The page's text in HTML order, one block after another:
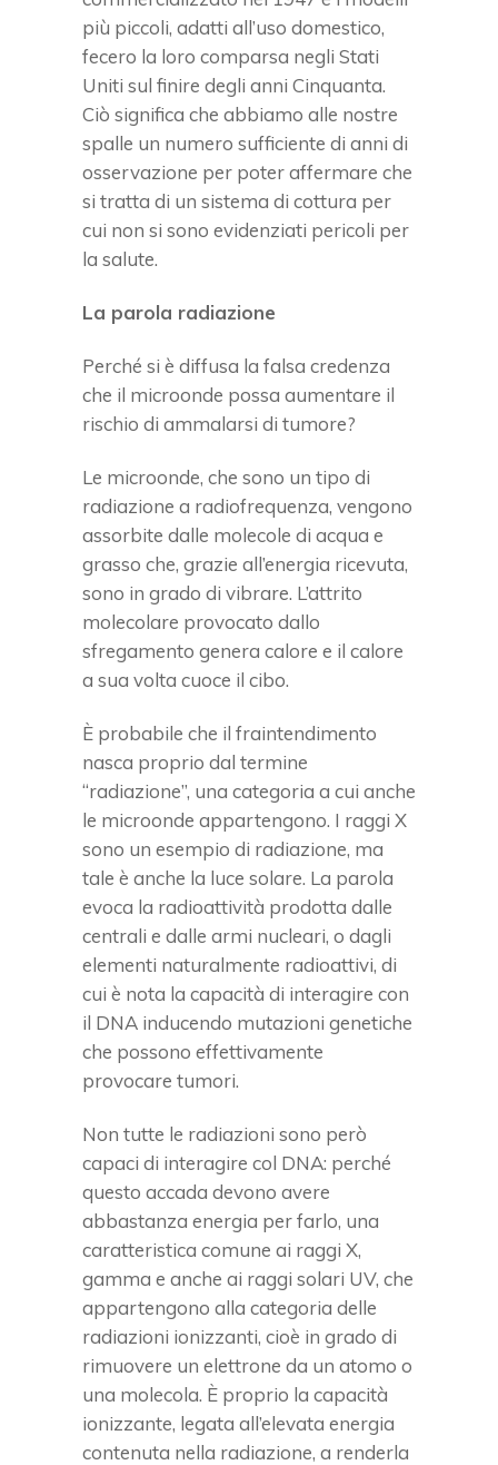
più piccoli, adatti all’uso domestico,
fecero la loro comparsa negli Stati
Uniti sul finire degli anni Cinquanta.
Ciò significa che abbiamo alle nostre
spalle un numero sufficiente di anni di
osservazione per poter affermare che
si tratta di un sistema di cottura per
cui non si sono evidenziati pericoli per
la salute.
La parola radiazione
Perché si è diffusa la falsa credenza
che il microonde possa aumentare il
rischio di ammalarsi di tumore?
Le microonde, che sono un tipo di
radiazione a radiofrequenza, vengono
assorbite dalle molecole di acqua e
grasso che, grazie all’energia ricevuta,
sono in grado di vibrare. L’attrito
molecolare provocato dallo
sfregamento genera calore e il calore
a sua volta cuoce il cibo.
È probabile che il fraintendimento
nasca proprio dal termine
“radiazione”, una categoria a cui anche
le microonde appartengono. I raggi X
sono un esempio di radiazione, ma
tale è anche la luce solare. La parola
evoca la radioattività prodotta dalle
centrali e dalle armi nucleari, o dagli
elementi naturalmente radioattivi, di
cui è nota la capacità di interagire con
il DNA inducendo mutazioni genetiche
che possono effettivamente
provocare tumori.
Non tutte le radiazioni sono però
capaci di interagire col DNA: perché
questo accada devono avere
abbastanza energia per farlo, una
caratteristica comune ai raggi X,
gamma e anche ai raggi solari UV, che
appartengono alla categoria delle
radiazioni ionizzanti, cioè in grado di
rimuovere un elettrone da un atomo o
una molecola. È proprio la capacità
ionizzante, legata all’elevata energia
contenuta nella radiazione, a renderla